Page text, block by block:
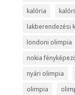
kalória
lakberendezési
londoni olimpia
nokia
nyári olimpia
olimpia